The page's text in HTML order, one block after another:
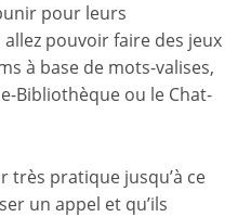
pour leurs
pouvoir faire des jeux
à base de mots-valises,
Bibliothèque ou le Chat-
très pratique jusqu’à ce
un appel et qu’ils